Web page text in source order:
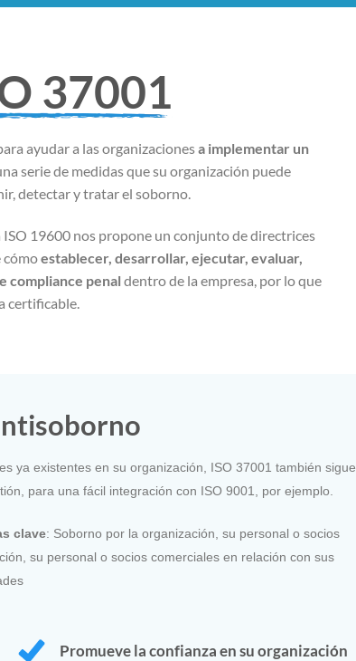
37001
ayudar a las organizacionesa implementar un
serie de medidas que su organización puede
detectar y tratar el soborno.
19600 nos propone un conjunto de directrices
cómoestablecer, desarrollar, ejecutar, evaluar,
compliance penal dentro de la empresa, por lo que
certificable.
ya existentes en su organización, ISO 37001 también sigue
para una fácil integración con ISO 9001, por ejemplo.
clave: Soborno por la organización, su personal o socios
su personal o socios comerciales en relación con sus
Promueve la confianza en su organización